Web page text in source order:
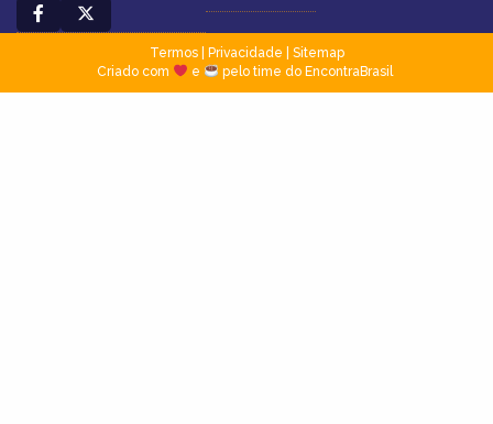
Termos| Privacidade
Sitemap
Criado com
e pelo time do EncontraBrasil